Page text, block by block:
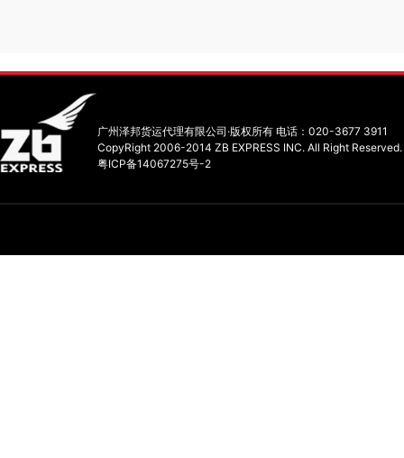
广州泽邦货运代理有限公司·版权所有 电话：020-3677 3911
CopyRight 2006-2014 ZB EXPRESS INC. All Right Reserved.
粤ICP备14067275号-2